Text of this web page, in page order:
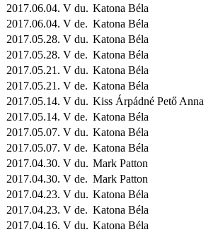
2017.06.04. V du. Katona Béla
2017.06.04. V de. Katona Béla
2017.05.28. V du. Katona Béla
2017.05.28. V de. Katona Béla
2017.05.21. V du. Katona Béla
2017.05.21. V de. Katona Béla
2017.05.14. V du. Kiss Árpádné Pető Anna
2017.05.14. V de. Katona Béla
2017.05.07. V du. Katona Béla
2017.05.07. V de. Katona Béla
2017.04.30. V du. Mark Patton
2017.04.30. V de. Mark Patton
2017.04.23. V du. Katona Béla
2017.04.23. V de. Katona Béla
2017.04.16. V du. Katona Béla